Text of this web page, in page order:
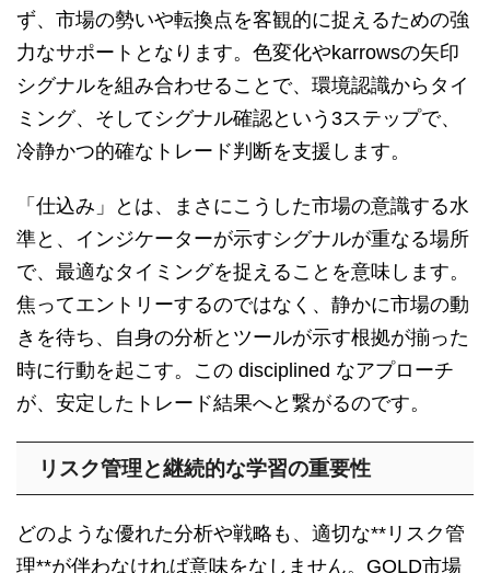
ず、市場の勢いや転換点を客観的に捉えるための強
力なサポートとなります。色変化やkarrowsの矢印
シグナルを組み合わせることで、環境認識からタイ
ミング、そしてシグナル確認という3ステップで、
冷静かつ的確なトレード判断を支援します。
「仕込み」とは、まさにこうした市場の意識する水
準と、インジケーターが示すシグナルが重なる場所
で、最適なタイミングを捉えることを意味します。
焦ってエントリーするのではなく、静かに市場の動
きを待ち、自身の分析とツールが示す根拠が揃った
時に行動を起こす。この disciplined なアプローチ
が、安定したトレード結果へと繋がるのです。
リスク管理と継続的な学習の重要性
どのような優れた分析や戦略も、適切な**リスク管
理**が伴わなければ意味をなしません。GOLD市場